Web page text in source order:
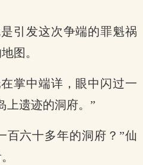
引发这次争端的罪魁祸
图。
掌中端详，眼中闪过一
上遗迹的洞府。”
百六十多年的洞府？”仙